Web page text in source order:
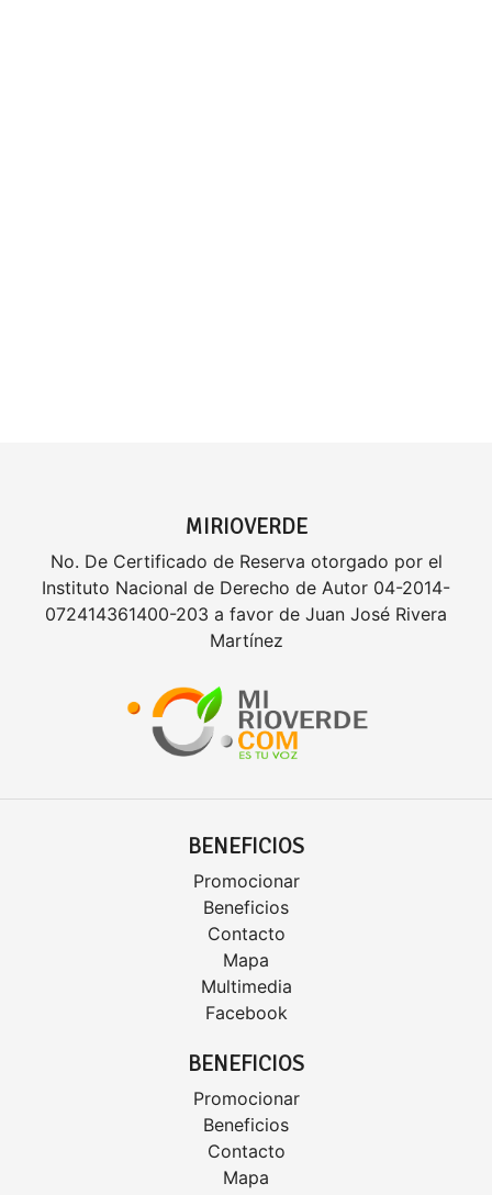
MIRIOVERDE
No. De Certificado de Reserva otorgado por el
Instituto Nacional de Derecho de Autor 04-2014-
072414361400-203 a favor de Juan José Rivera
Martínez
BENEFICIOS
Promocionar
Beneficios
Contacto
Mapa
Multimedia
Facebook
BENEFICIOS
Promocionar
Beneficios
Contacto
Mapa